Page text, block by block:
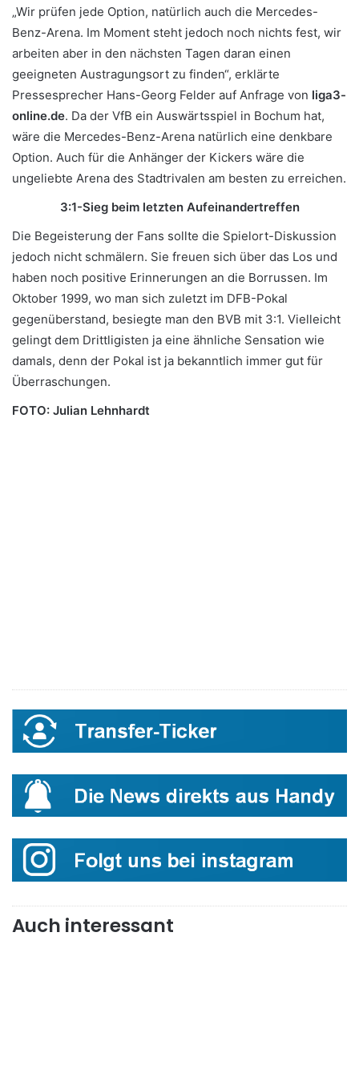
„Wir prüfen jede Option, natürlich auch die Mercedes-
Benz-Arena. Im Moment steht jedoch noch nichts fest, wir
arbeiten aber in den nächsten Tagen daran einen
geeigneten Austragungsort zu finden“, erklärte
Pressesprecher Hans-Georg Felder auf Anfrage von liga3-
online.de. Da der VfB ein Auswärtsspiel in Bochum hat,
wäre die Mercedes-Benz-Arena natürlich eine denkbare
Option. Auch für die Anhänger der Kickers wäre die
ungeliebte Arena des Stadtrivalen am besten zu erreichen.
3:1-Sieg beim letzten Aufeinandertreffen
Die Begeisterung der Fans sollte die Spielort-Diskussion
jedoch nicht schmälern. Sie freuen sich über das Los und
haben noch positive Erinnerungen an die Borrussen. Im
Oktober 1999, wo man sich zuletzt im DFB-Pokal
gegenüberstand, besiegte man den BVB mit 3:1. Vielleicht
gelingt dem Drittligisten ja eine ähnliche Sensation wie
damals, denn der Pokal ist ja bekanntlich immer gut für
Überraschungen.
FOTO: Julian Lehnhardt
Auch interessant